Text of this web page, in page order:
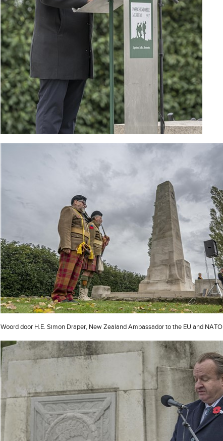
Woord door H.E. Simon Draper, New Zealand Ambassador to the EU and NATO